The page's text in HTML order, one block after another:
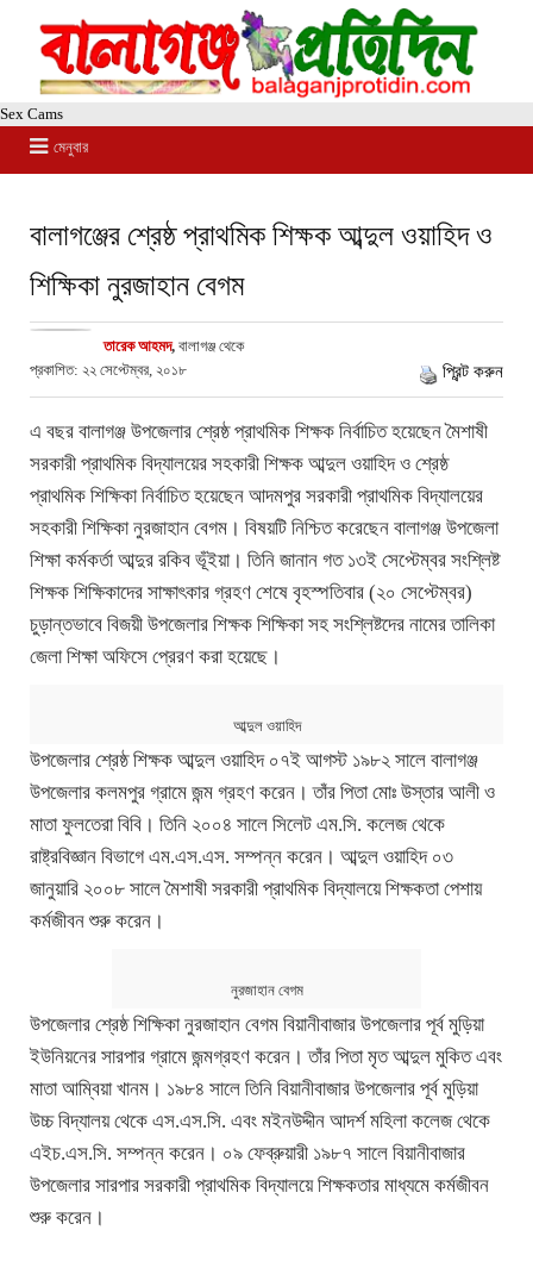
Sex Cams
মেনুবার
বালাগঞ্জের শ্রেষ্ঠ প্রাথমিক শিক্ষক আব্দুল ওয়াহিদ ও
শিক্ষিকা নুরজাহান বেগম
তারেক আহমদ, বালাগঞ্জ থেকে
প্রকাশিত: ২২ সেপ্টেম্বর, ২০১৮
প্রিন্ট করুন
এ বছর বালাগঞ্জ উপজেলার শ্রেষ্ঠ প্রাথমিক শিক্ষক নির্বাচিত হয়েছেন মৈশাষী
সরকারী প্রাথমিক বিদ্যালয়ের সহকারী শিক্ষক আব্দুল ওয়াহিদ ও শ্রেষ্ঠ
প্রাথমিক শিক্ষিকা নির্বাচিত হয়েছেন আদমপুর সরকারী প্রাথমিক বিদ্যালয়ের
সহকারী শিক্ষিকা নুরজাহান বেগম। বিষয়টি নিশ্চিত করেছেন বালাগঞ্জ উপজেলা
শিক্ষা কর্মকর্তা আব্দুর রকিব ভূঁইয়া। তিনি জানান গত ১৩ই সেপ্টেম্বর সংশ্লিষ্ট
শিক্ষক শিক্ষিকাদের সাক্ষাৎকার গ্রহণ শেষে বৃহস্পতিবার (২০ সেপ্টেম্বর)
চুড়ান্তভাবে বিজয়ী উপজেলার শিক্ষক শিক্ষিকা সহ সংশ্লিষ্টদের নামের তালিকা
জেলা শিক্ষা অফিসে প্রেরণ করা হয়েছে।
আব্দুল ওয়াহিদ
উপজেলার শ্রেষ্ঠ শিক্ষক আব্দুল ওয়াহিদ ০৭ই আগস্ট ১৯৮২ সালে বালাগঞ্জ
উপজেলার কলমপুর গ্রামে জন্ম গ্রহণ করেন। তাঁর পিতা মোঃ উস্তার আলী ও
মাতা ফুলতেরা বিবি। তিনি ২০০৪ সালে সিলেট এম.সি. কলেজ থেকে
রাষ্ট্রবিজ্ঞান বিভাগে এম.এস.এস. সম্পন্ন করেন। আব্দুল ওয়াহিদ ০৩
জানুয়ারি ২০০৮ সালে মৈশাষী সরকারী প্রাথমিক বিদ্যালয়ে শিক্ষকতা পেশায়
কর্মজীবন শুরু করেন।
নুরজাহান বেগম
উপজেলার শ্রেষ্ঠ শিক্ষিকা নুরজাহান বেগম বিয়ানীবাজার উপজেলার পূর্ব মুড়িয়া
ইউনিয়নের সারপার গ্রামে জন্মগ্রহণ করেন। তাঁর পিতা মৃত আব্দুল মুকিত এবং
মাতা আম্বিয়া খানম। ১৯৮৪ সালে তিনি বিয়ানীবাজার উপজেলার পূর্ব মুড়িয়া
উচ্চ বিদ্যালয় থেকে এস.এস.সি. এবং মইনউদ্দীন আদর্শ মহিলা কলেজ থেকে
এইচ.এস.সি. সম্পন্ন করেন। ০৯ ফেব্রুয়ারী ১৯৮৭ সালে বিয়ানীবাজার
উপজেলার সারপার সরকারী প্রাথমিক বিদ্যালয়ে শিক্ষকতার মাধ্যমে কর্মজীবন
শুরু করেন।